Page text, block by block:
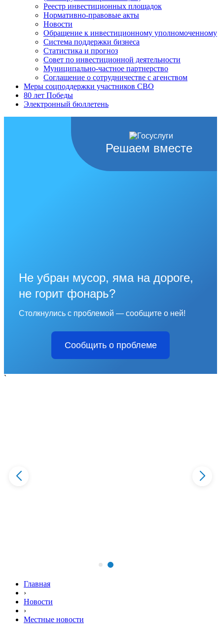
Реестр инвестиционных площадок
Нормативно-правовые акты
Новости
Обращение к инвестиционному уполномоченному
Система поддержки бизнеса
Статистика и прогноз
Совет по инвестиционной деятельности
Муниципально-частное партнерство
Соглашение о сотрудничестве с агенством
Меры соцподдержки участников СВО
80 лет Победы
Электронный бюллетень
Решаем вместе
Не убран мусор, яма на дороге,
не горит фонарь?
Столкнулись с проблемой — сообщите о ней!
Сообщить о проблеме
`
Главная
›
Новости
›
Местные новости